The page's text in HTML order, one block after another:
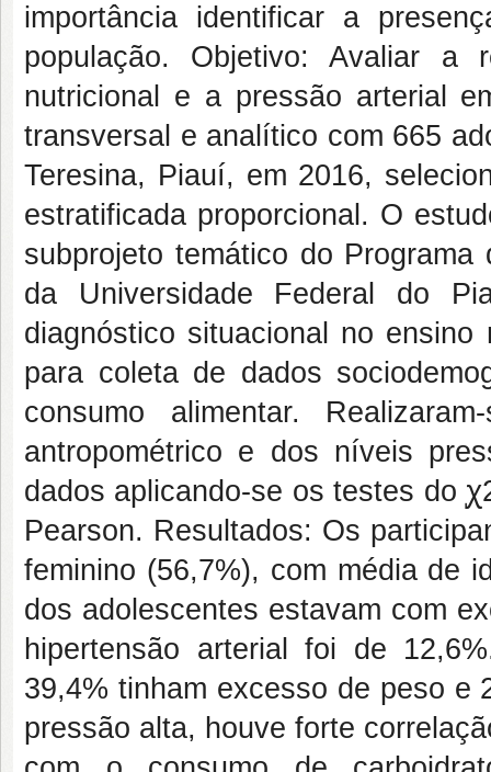
importância identificar a
população. Objetivo: Avaliar a
nutricional e a pressão arterial
transversal e analítico com 665
Teresina, Piauí, em 2016,
estratificada proporcional. O
subprojeto temático do
da Universidade Federal do
diagnóstico situacional no ensino
para coleta de dados
consumo alimentar.
antropométrico e dos níveis
dados aplicando-se os testes do
Pearson. Resultados: Os
feminino (56,7%), com média de
dos adolescentes estavam com
hipertensão arterial foi de
39,4% tinham excesso de peso e
pressão alta, houve forte